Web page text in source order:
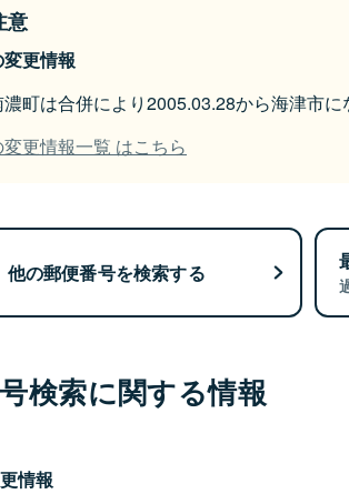
意
更情報
町は合併により2005.03.28から海津市に
更情報一覧 はこちら
他の郵便番号を検索する
検索に関する情報
情報